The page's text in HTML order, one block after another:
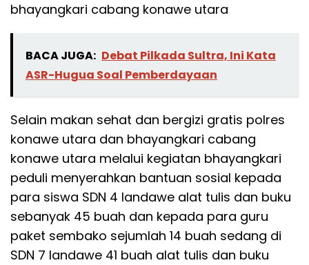
bhayangkari cabang konawe utara
BACA JUGA: Debat Pilkada Sultra, Ini Kata
ASR-Hugua Soal Pemberdayaan
Selain makan sehat dan bergizi gratis polres
konawe utara dan bhayangkari cabang
konawe utara melalui kegiatan bhayangkari
peduli menyerahkan bantuan sosial kepada
para siswa SDN 4 landawe alat tulis dan buku
sebanyak 45 buah dan kepada para guru
paket sembako sejumlah 14 buah sedang di
SDN 7 landawe 41 buah alat tulis dan buku